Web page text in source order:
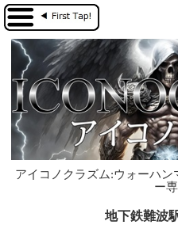
アイコノクラズム:ウォーハ
ー
地下鉄難波